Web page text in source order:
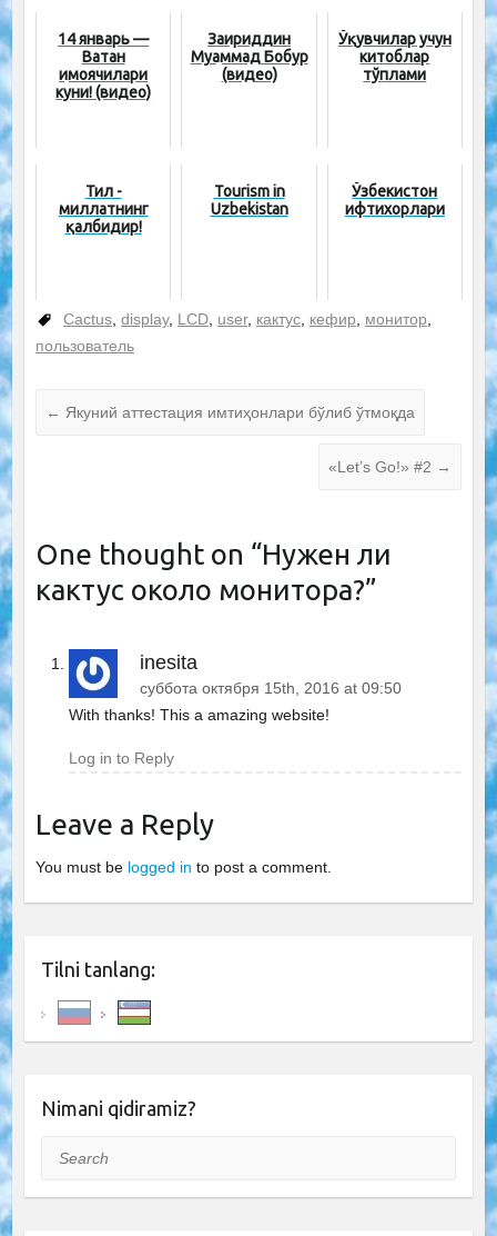
14 январь —
Ватан
ҳимоячилари
куни! (видео)
Заҳириддин
Муҳаммад Бобур
(видео)
Ўқувчилар учун
китоблар
тўплами
Тил -
миллатнинг
қалбидир!
Tourism in
Uzbekistan
Ўзбекистон
ифтихорлари
Cactus, display, LCD, user, кактус, кефир монитор
пользователь
← Якуний аттестация имтиҳонлари бўлиб ўтмоқда
«Let’s Go!» #2 →
One thought on “Нужен ли
кактус около монитора?”
inesita
суббота октября 15th, 2016 at 09:50
With thanks! This a amazing website!
Log in to Reply
Leave a Reply
You must be logged in to post a comment.
Tilni tanlang:
Nimani qidiramiz?
Search